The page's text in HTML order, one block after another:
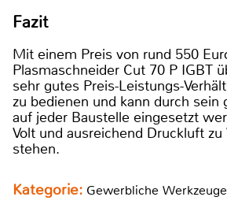
Fazit
Mit einem Preis von rund 550
Plasmaschneider Cut 70 P IGBT
sehr gutes Preis-Leistungs-
zu bedienen und kann durch sein
auf jeder Baustelle eingesetzt
Volt und ausreichend Druckluft zu
stehen.
Kategorie: Gewerbliche Werkzeuge